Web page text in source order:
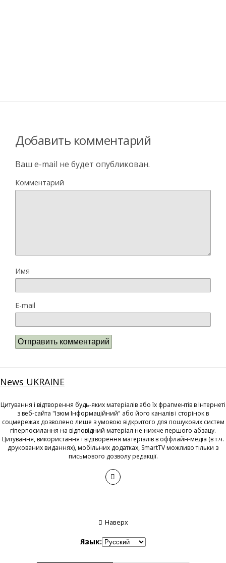
Добавить комментарий
Ваш e-mail не будет опубликован.
Комментарий
Имя
E-mail
News UKRAINE
Цитування і відтворення будь-яких матеріалів або їх фрагментів в Інтернеті
з веб-сайта "Ізюм Інформаційний" або його каналів і сторінок в
соцмережах дозволено лише з умовою відкритого для пошукових систем
гіперпосилання на відповідний матеріал не нижче першого абзацу.
Цитування, використання і відтворення матеріалів в оффлайн-медіа (в т.ч.
друкованих виданнях), мобільних додатках, SmartTV можливо тільки з
письмового дозволу редакції.
Наверх
Язык: